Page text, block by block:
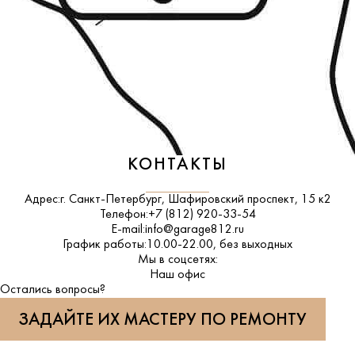
КОНТАКТЫ
Адрес:г. Санкт-Петербург, Шафировский проспект, 15 к2
Телефон:+7 (812) 920-33-54
E-mail:info@garage812.ru
График работы: 10.00-22.00, без выходных
Мы в соцсетях:
ВКонтакте
Наш офис
Остались вопросы?
ЗАДАЙТЕ ИХ МАСТЕРУ ПО РЕМОНТУ